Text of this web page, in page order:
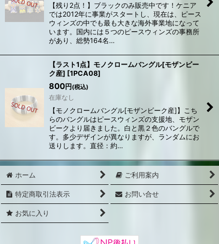
【残り2点！】ブラックのみ販売中です！ケニア
では2012年に事業がスタートし、現在は、ピース
ウィンズの中でも最も大きな海外事業地になって
います。国内には５つのピースウィンズの事務所
があり、総勢164名…
【ラスト1点】モノクロームバングル[モザンビー
ク産] [1PCA08]
800円 (税込)
在庫なし
【モノクロームバングル[モザンビーク産]】​こち
らのバングルはピースウィンズの支援地、モザン
ビークより届きました。白と黒２色のバングルで
す。多少デザインが異なりますが、ランダムにお
送りします。直径：約…
ホーム ご利用案内
特定商取引法表示 お問い合せ
お気に入り